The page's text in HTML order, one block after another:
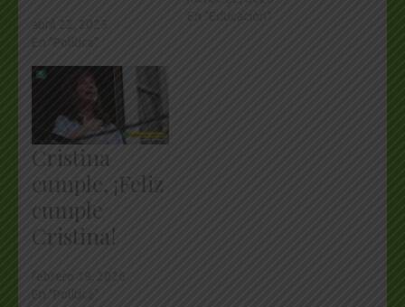
Cristina
cumple, ¡Feliz
cumple
Cristina!